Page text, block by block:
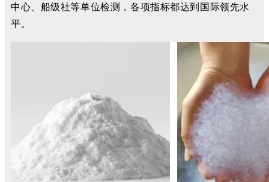
中心、船级社等单位检测，各项指标都达到国际领先水
平。